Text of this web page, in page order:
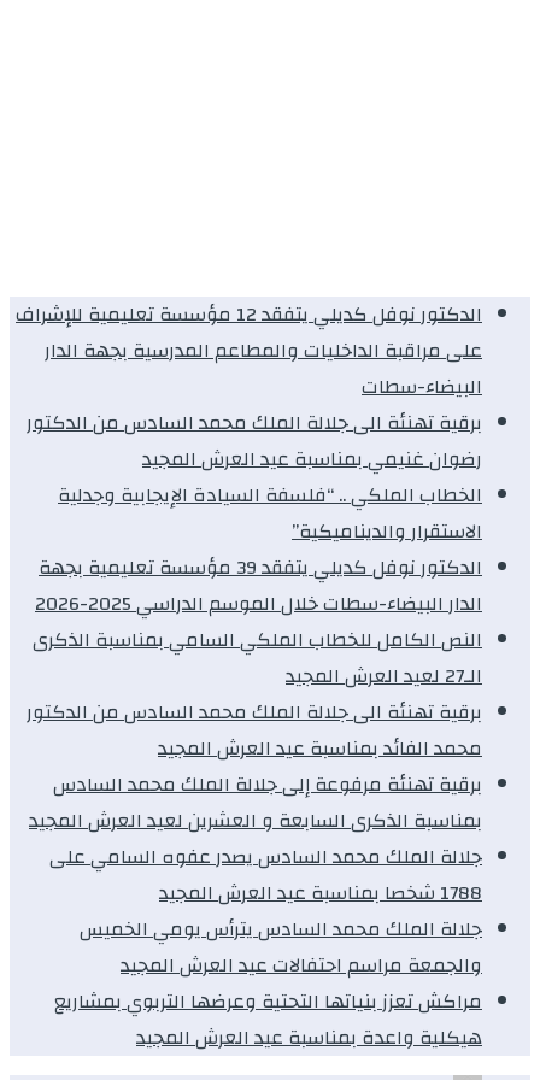
الدكتور نوفل كديلي يتفقد 12 مؤسسة تعليمية للإشراف
على مراقبة الداخليات والمطاعم المدرسية بجهة الدار
البيضاء-سطات
برقية تهنئة الى جلالة الملك محمد السادس من الدكتور
رضوان غنيمي بمناسبة عيد العرش المجيد
الخطاب الملكي .. “فلسفة السيادة الإيجابية وجدلية
الاستقرار والديناميكية”
الدكتور نوفل كديلي يتفقد 39 مؤسسة تعليمية بجهة
الدار البيضاء-سطات خلال الموسم الدراسي 2025-2026
النص الكامل للخطاب الملكي السامي بمناسبة الذكرى
الـ27 لعيد العرش المجيد
برقية تهنئة الى جلالة الملك محمد السادس من الدكتور
محمد الفائد بمناسبة عيد العرش المجيد
برقية تهنئة مرفوعة إلى جلالة الملك محمد السادس
بمناسبة الذكرى السابعة و العشرين لعيد العرش المجيد
جلالة الملك محمد السادس يصدر عفوه السامي على
1788 شخصا بمناسبة عيد العرش المجيد
جلالة الملك محمد السادس يترأس يومي الخميس
والجمعة مراسم احتفالات عيد العرش المجيد
مراكش تعزز بنياتها التحتية وعرضها التربوي بمشاريع
هيكلية واعدة بمناسبة عيد العرش المجيد